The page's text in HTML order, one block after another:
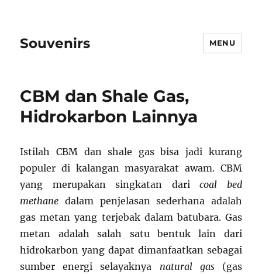
Souvenirs MENU
CBM dan Shale Gas,
Hidrokarbon Lainnya
Istilah CBM dan shale gas bisa jadi kurang
populer di kalangan masyarakat awam. CBM
yang merupakan singkatan daricoal bed
methane dalam penjelasan sederhana adalah
gas metan yang terjebak dalam batubara. Gas
metan adalah salah satu bentuk lain dari
hidrokarbon yang dapat dimanfaatkan sebagai
sumber energi selayaknya natural gas(gas